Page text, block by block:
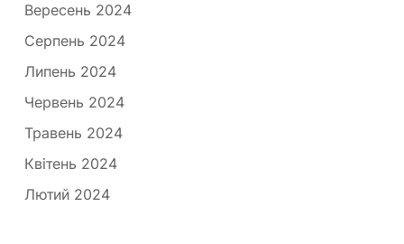
Вересень 2024
Серпень 2024
Липень 2024
Червень 2024
Травень 2024
Квітень 2024
Лютий 2024